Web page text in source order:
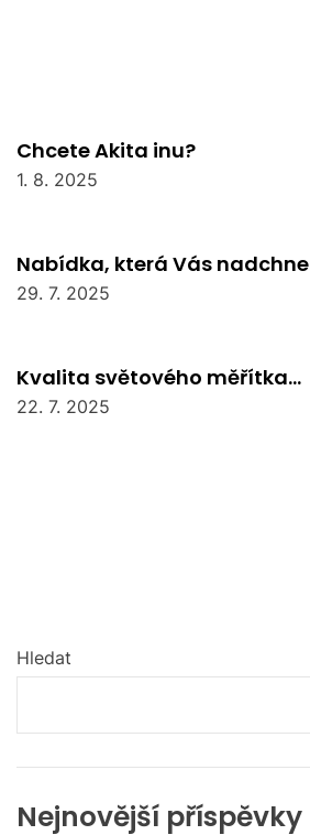
Chcete Akita inu?
1. 8. 2025
Nabídka, která Vás nadchne
29. 7. 2025
Kvalita světového měřítka…
22. 7. 2025
Hledat
Nejnovější příspěvky